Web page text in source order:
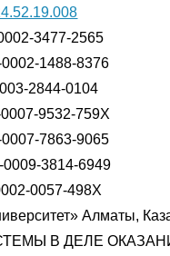
3477-2565
1488-8376
2844-0104
9532-759X
7863-9065
3814-6949
0057-498Х
Алматы,
В ДЕЛЕ